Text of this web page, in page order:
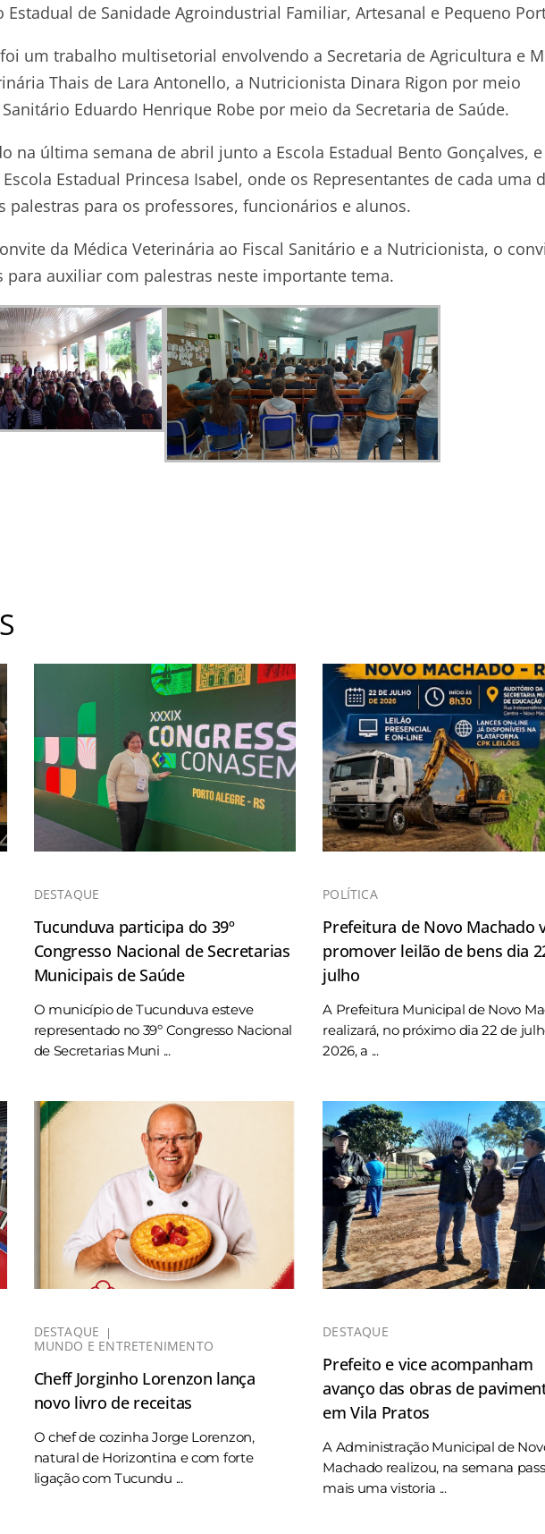
Estadual de Sanidade Agroindustrial Familiar, Artesanal e Pequeno
um trabalho multisetorial envolvendo a Secretaria de Agricultura e
Thais de Lara Antonello, a Nutricionista Dinara Rigon por meio
Eduardo Henrique Robe por meio da Secretaria de Saúde.
na última semana de abril junto a Escola Estadual Bento Gonçalves,
Estadual Princesa Isabel, onde os Representantes de cada uma
palestras para os professores, funcionários e alunos.
da Médica Veterinária ao Fiscal Sanitário e a Nutricionista, o
auxiliar com palestras neste importante tema.
DESTAQUE
Tucunduva participa do 39º
Congresso Nacional de Secretarias
Municipais de Saúde
O município de Tucunduva esteve
representado no 39º Congresso Nacional
de Secretarias Muni ...
POLÍTICA
Prefeitura de Novo Machado
promover leilão de bens dia
julho
A Prefeitura Municipal de Novo
realizará, no próximo dia 22 de
2026, a ...
DESTAQUE
MUNDO E ENTRETENIMENTO
Cheff Jorginho Lorenzon lança
novo livro de receitas
O chef de cozinha Jorge Lorenzon,
natural de Horizontina e com forte
ligação com Tucundu ...
DESTAQUE
Prefeito e vice acompanham
avanço das obras de
em Vila Pratos
A Administração Municipal de
Machado realizou, na semana
mais uma vistoria ...